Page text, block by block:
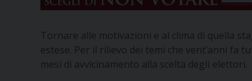
Tornare alle motivazioni e al clima di quella
estese. Per il rilievo dei temi che vent’anni fa
mesi di avvicinamento alla scelta degli elettori.